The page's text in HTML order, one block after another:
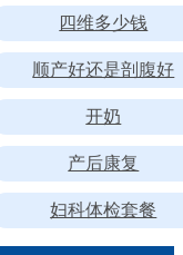
四维多少钱
顺产好还是剖腹好
开奶
产后康复
妇科体检套餐